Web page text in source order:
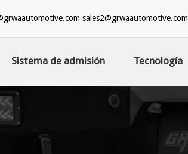
sales2@grwaautomotive.com
Sistema de admisión Tecnología